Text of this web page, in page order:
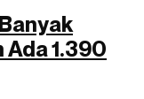
Ada 1.390